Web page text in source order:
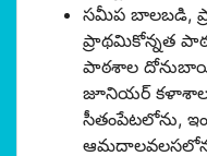
సమీప బాలబడి,
ప్రాథమికోన్నత
పాఠశాల
జూనియర్ కళాశాల,
సీతంపేటలోను,